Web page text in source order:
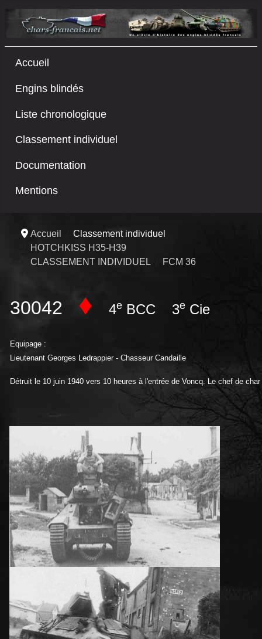
Accueil
Engins blindés
Liste chronologique
Classement individuel
Documentation
Mentions
Accueil
Classement individuel
HOTCHKISS H35-H39
CLASSEMENT INDIVIDUEL
FCM 36
30042 ♦ 4e BCC 3e Cie
Equipage :
Lieutenant Georges Ledrappier - Chasseur Candaille
Détruit le 10 juin 1940 vers 10 heures à l'entrée de Voncq. Le chef de